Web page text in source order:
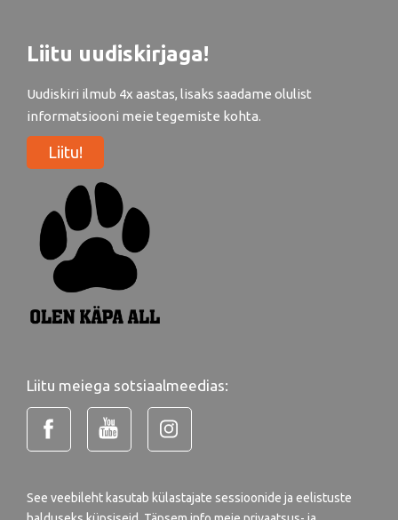
Liitu uudiskirjaga!
Uudiskiri ilmub 4x aastas, lisaks saadame olulist
informatsiooni meie tegemiste kohta.
Liitu!
Liitu meiega sotsiaalmeedias:
See veebileht kasutab külastajate sessioonide ja eelistuste